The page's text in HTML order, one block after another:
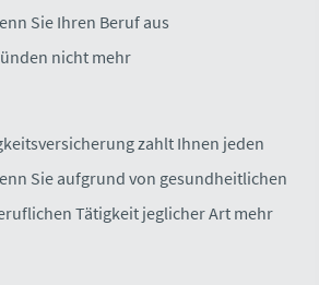
Sie Ihren Beruf aus
nicht mehr
zahlt Ihnen jeden
Sie aufgrund von gesundheitlichen
Tätigkeit jeglicher Art mehr